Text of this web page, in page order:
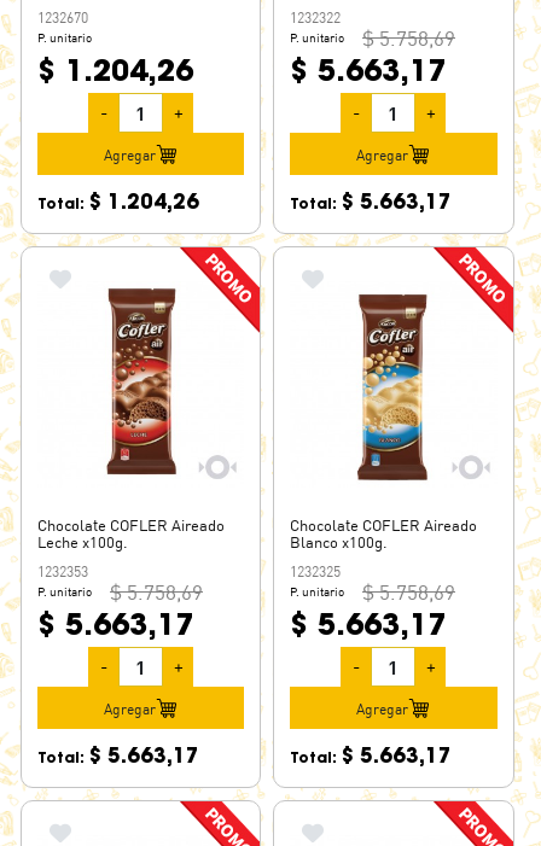
1232670
P. unitario
$ 1.204,26
- +
Agregar
Total: $ 1.204,26
1232322
P. unitario $ 5.758,69
$ 5.663,17
- +
Agregar
Total: $ 5.663,17
Chocolate COFLER Aireado
Leche x100g.
1232353
P. unitario $ 5.758,69
$ 5.663,17
- +
Agregar
Total: $ 5.663,17
Chocolate COFLER Aireado
Blanco x100g.
1232325
P. unitario $ 5.758,69
$ 5.663,17
- +
Agregar
Total: $ 5.663,17